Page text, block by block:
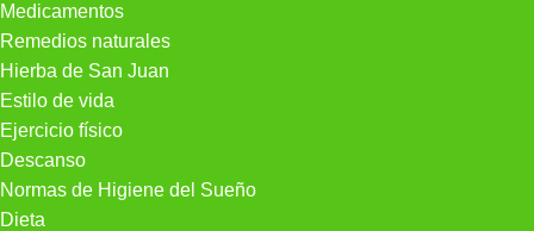
Medicamentos
Remedios naturales
Hierba de San Juan
Estilo de vida
Ejercicio físico
Descanso
Normas de Higiene del Sueño
Dieta